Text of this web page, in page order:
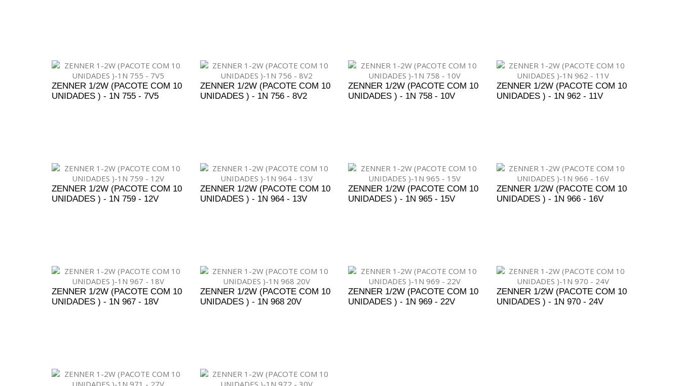
ZENNER 1/2W (PACOTE COM 10
UNIDADES ) - 1N 755 - 7V5
ZENNER 1/2W (PACOTE COM 10
UNIDADES ) - 1N 756 - 8V2
ZENNER 1/2W (PACOTE COM 10
UNIDADES ) - 1N 758 - 10V
ZENNER 1/2W (PACOTE COM 10
UNIDADES ) - 1N 962 - 11V
ZENNER 1/2W (PACOTE COM 10
UNIDADES ) - 1N 759 - 12V
ZENNER 1/2W (PACOTE COM 10
UNIDADES ) - 1N 964 - 13V
ZENNER 1/2W (PACOTE COM 10
UNIDADES ) - 1N 965 - 15V
ZENNER 1/2W (PACOTE COM 10
UNIDADES ) - 1N 966 - 16V
ZENNER 1/2W (PACOTE COM 10
UNIDADES ) - 1N 967 - 18V
ZENNER 1/2W (PACOTE COM 10
UNIDADES ) - 1N 968 20V
ZENNER 1/2W (PACOTE COM 10
UNIDADES ) - 1N 969 - 22V
ZENNER 1/2W (PACOTE COM 10
UNIDADES ) - 1N 970 - 24V